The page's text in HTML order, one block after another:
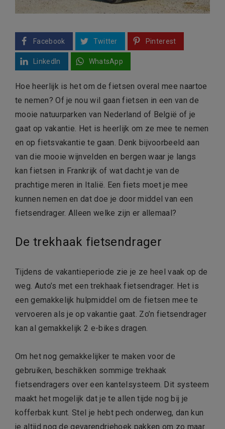
Facebook Twitter Pinterest
LinkedIn WhatsApp
Hoe heerlijk is het om de fietsen overal mee naartoe
te nemen? Of je nou wil gaan fietsen in een van de
mooie natuurparken van Nederland of België of je
gaat op vakantie. Het is heerlijk om ze mee te nemen
en op fietsvakantie te gaan. Denk bijvoorbeeld aan
van die mooie wijnvelden en bergen waar je langs
kan fietsen in Frankrijk of wat dacht je van de
prachtige meren in Italië. Een fiets moet je mee
kunnen nemen en dat doe je door middel van een
fietsendrager. Alleen welke zijn er allemaal?
De trekhaak fietsendrager
Tijdens de vakantieperiode zie je ze heel vaak op de
weg. Auto’s met een trekhaak fietsendrager. Het is
een gemakkelijk hulpmiddel om de fietsen mee te
vervoeren als je op vakantie gaat. Zo’n fietsendrager
kan al gemakkelijk 2 e-bikes dragen.
Om het nog gemakkelijker te maken voor de
gebruiken, beschikken sommige trekhaak
fietsendragers over een kantelsysteem. Dit systeem
maakt het mogelijk dat je te allen tijde nog bij je
kofferbak kunt. Stel je hebt pech onderweg, dan kun
je altijd nog de gevarendriehoek pakken om zo maar